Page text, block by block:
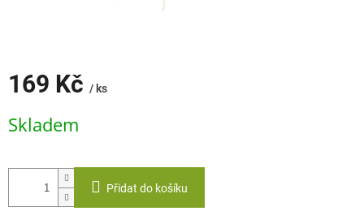
169 Kč / ks
cena:
Skladem
Přidat do košíku